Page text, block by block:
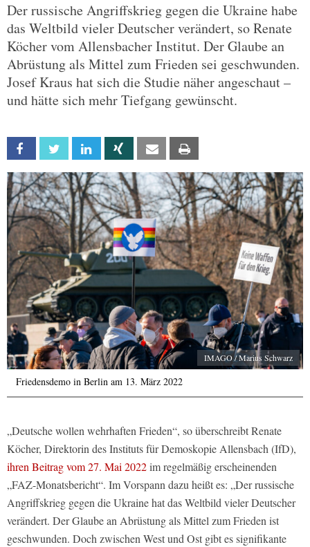
Der russische Angriffskrieg gegen die Ukraine habe
das Weltbild vieler Deutscher verändert, so Renate
Köcher vom Allensbacher Institut. Der Glaube an
Abrüstung als Mittel zum Frieden sei geschwunden.
Josef Kraus hat sich die Studie näher angeschaut –
und hätte sich mehr Tiefgang gewünscht.
Facebook Twitter Linkedin Xing Email
IMAGO / Marius Schwarz
Friedensdemo in Berlin am 13. März 2022
„Deutsche wollen wehrhaften Frieden“, so überschreibt Renate
Köcher, Direktorin des Instituts für Demoskopie Allensbach (IfD),
ihren Beitrag vom 27. Mai 2022im regelmäßig erscheinenden
„FAZ-Monatsbericht“. Im Vorspann dazu heißt es: „Der russische
Angriffskrieg gegen die Ukraine hat das Weltbild vieler Deutscher
verändert. Der Glaube an Abrüstung als Mittel zum Frieden ist
geschwunden. Doch zwischen West und Ost gibt es signifikante